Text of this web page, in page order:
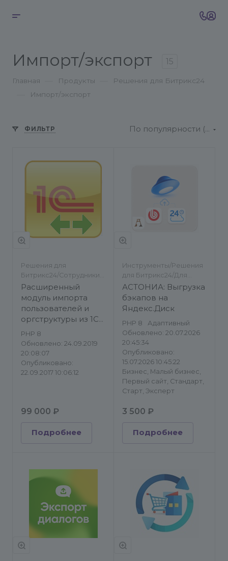
Импорт/экспорт 15
Главная Продукты Решения для Битрикс24
Импорт/экспорт
ФИЛЬТР По популярности (возрастание)
Решения для
Битрикс24/Сотрудники/
Импорт/экспорт
Расширенный
модуль импорта
пользователей и
оргструктуры из 1С
ЗУП
PHP 8
Обновлено: 24.09.2019
20:08:07
Опубликовано:
22.09.2017 10:06:12
99 000 ₽
Подробнее
Инструменты/Решения
для Битрикс24/Для
разработчиков/
Импорт/экспорт
АСТОНИА: Выгрузка
бэкапов на
Яндекс.Диск
PHP 8
Адаптивный
Обновлено: 20.07.2026
20:45:34
Опубликовано:
15.07.2026 10:45:22
Бизнес, Малый бизнес,
Первый сайт, Стандарт,
Старт, Эксперт
3 500 ₽
Подробнее